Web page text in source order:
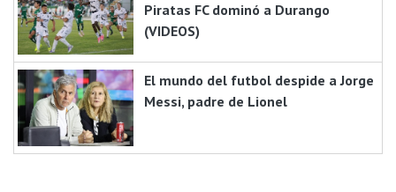
Piratas FC dominó a Durango
(VIDEOS)
El mundo del futbol despide a Jorge
Messi, padre de Lionel